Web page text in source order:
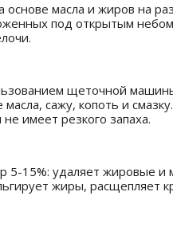
масла и жиров на
под открытым
щеточной
сажу, копоть и смазку.
имеет резкого запаха.
15%: удаляет жировые и
жиры, расщепляет